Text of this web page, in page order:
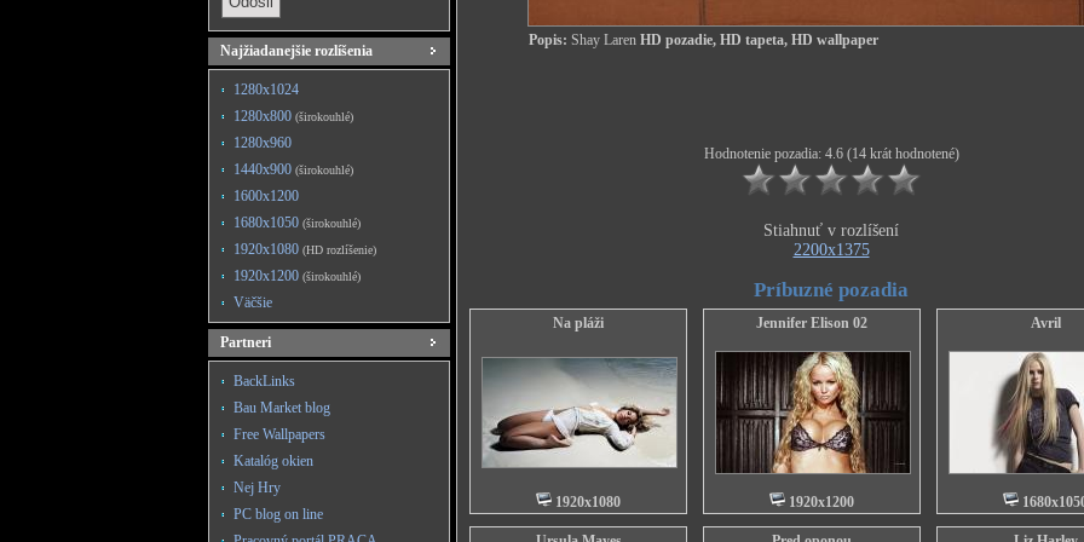
Najžiadanejšie rozlíšenia
1280x1024
1280x800 (širokouhlé)
1280x960
1440x900 (širokouhlé)
1600x1200
1680x1050 (širokouhlé)
1920x1080 (HD rozlíšenie)
1920x1200 (širokouhlé)
Väčšie
Partneri
BackLinks
Bau Market blog
Free Wallpapers
Katalóg okien
Nej Hry
PC blog on line
Popis: Shay Laren HD pozadie, HD tapeta, HD wallpaper
Hodnotenie pozadia: 4.6 (14 krát hodnotené)
Stiahnuť v rozlíšení
2200x1375
Príbuzné pozadia
Na pláži
1920x1080
Jennifer Elison 02
1920x1200
Avril